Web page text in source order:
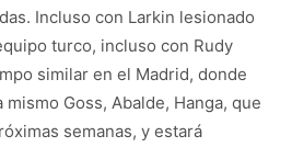
Incluso con Larkin lesionado
turco, incluso con Rudy
similar en el Madrid, donde
Goss, Abalde, Hanga, que
semanas, y estará